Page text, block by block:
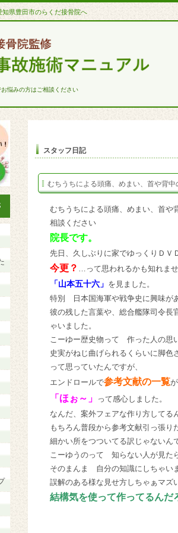
県豊田市のらくだ接骨院へ
悩みの方はご相談ください
スタッフ日記
むちうちによる頭痛、めまい、首や背
むちうちによる頭痛、めまい、首や
相談ください
院長です。
先日、久しぶりに家でゆっくりＤＶ
今更？ …って思われるかも知れま
「山本五十六」 を見ました。
特別 日本国海軍や戦争史に興味が
彼の残した言葉や、総合艦隊司令長
ゃいました。
こーゆー歴史物って 作った人の思
史実がねじ曲げられるくらいに脚色
って思っていたんですが、
エンドロールで参考文献の一覧
「ほぉ～」
って感心しました。
なんだ、案外フェアな作り方してる
もちろん普段から参考文献引っ張り
細かい所をつついてる訳じゃないん
こーゆうのって 知らない人が見た
そのまんま 自分の知識にしちゃい
誤解のある様な見せ方しちゃぁマズ
結構気を使って作ってるん